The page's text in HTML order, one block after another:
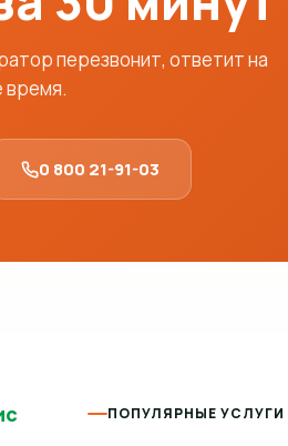
перезвонит, ответит на
время.
0 800 21-91-03
ПОПУЛЯРНЫЕ УСЛУГИ